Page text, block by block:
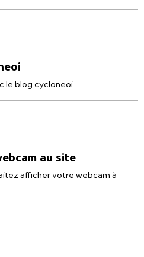
le blog cycloneoi
au site
afficher votre webcam à